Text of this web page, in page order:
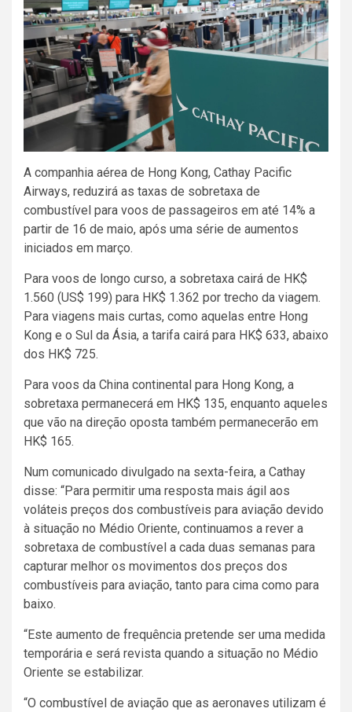
A companhia aérea de Hong Kong, Cathay Pacific
Airways, reduzirá as taxas de sobretaxa de
combustível para voos de passageiros em até 14% a
partir de 16 de maio, após uma série de aumentos
iniciados em março.
Para voos de longo curso, a sobretaxa cairá de HK$
1.560 (US$ 199) para HK$ 1.362 por trecho da viagem.
Para viagens mais curtas, como aquelas entre Hong
Kong e o Sul da Ásia, a tarifa cairá para HK$ 633, abaixo
dos HK$ 725.
Para voos da China continental para Hong Kong, a
sobretaxa permanecerá em HK$ 135, enquanto aqueles
que vão na direção oposta também permanecerão em
HK$ 165.
Num comunicado divulgado na sexta-feira, a Cathay
disse: “Para permitir uma resposta mais ágil aos
voláteis preços dos combustíveis para aviação devido
à situação no Médio Oriente, continuamos a rever a
sobretaxa de combustível a cada duas semanas para
capturar melhor os movimentos dos preços dos
combustíveis para aviação, tanto para cima como para
baixo.
“Este aumento de frequência pretende ser uma medida
temporária e será revista quando a situação no Médio
Oriente se estabilizar.
“O combustível de aviação que as aeronaves utilizam é